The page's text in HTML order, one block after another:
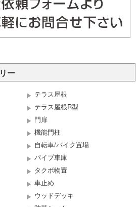
ー
テラス屋根
テラス屋根R型
門扉
機能門柱
自転車/バイク置場
パイプ車庫
タクボ物置
車止め
ウッドデッキ